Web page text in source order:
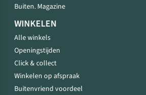
Buiten. Magazine
WINKELEN
Alle winkels
Openingstijden
Click & collect
Winkelen op afspraak
Buitenvriend voordeel